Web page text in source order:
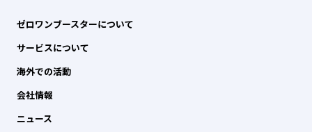
ゼロワンブースターについて
サービスについて
海外での活動
会社情報
ニュース